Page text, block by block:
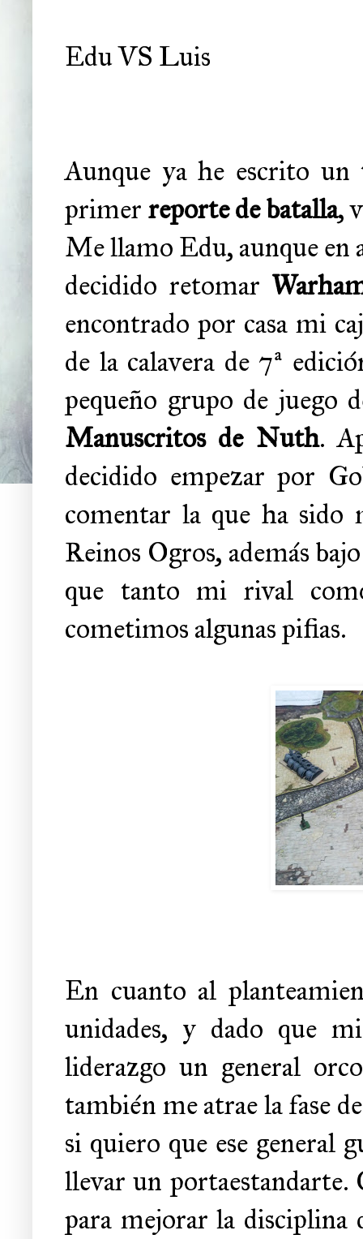
Edu VS Luis
Aunque ya he escrito un
primer reporte de batalla,
Me llamo Edu, aunque en
decidido retomar
encontrado por casa mi
de la calavera de 7ª
pequeño grupo de juego
Manuscritos de Nuth.
decidido empezar por
comentar la que ha sido
Reinos Ogros, además
que tanto mi rival
cometimos algunas pifias.
En cuanto al
unidades, y dado que
liderazgo un general
también me atrae la fase
si quiero que ese general
llevar un portaestandarte.
para mejorar la disciplina